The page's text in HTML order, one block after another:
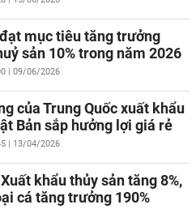
mục tiêu tăng trưởng
sản 10% trong năm 2026
| 09/06/2026
của Trung Quốc xuất khẩu
Bản sắp hưởng lợi giá rẻ
| 13/04/2026
khẩu thủy sản tăng 8%,
cá tăng trưởng 190%